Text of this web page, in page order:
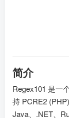
简介
Regex101 是一
持 PCRE2
Java、.NET、